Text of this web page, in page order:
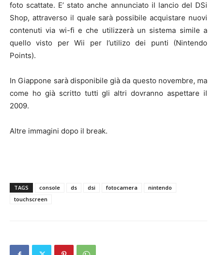
foto scattate. E’ stato anche annunciato il lancio del DSi
Shop, attraverso il quale sarà possibile acquistare nuovi
contenuti via wi-fi e che utilizzerà un sistema simile a
quello visto per Wii per l’utilizo dei punti (Nintendo
Points).
In Giappone sarà disponibile già da questo novembre, ma
come ho già scritto tutti gli altri dovranno aspettare il
2009.
Altre immagini dopo il break.
TAGS console ds dsi fotocamera
nintendo
touchscreen